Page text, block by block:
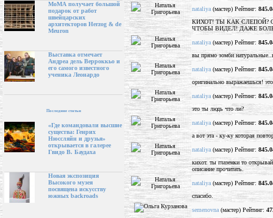
МоМА получает большой
подарок от работ
швейцарских
архитекторов Herzog & de
Meuron
Выставка отмечает
Андреа дель Верроккьо и
его самого известного
ученика Леонардо
Последние статьи
«Где командовали высшие
существа: Генрих
Нюссляйн и друзья»
открывается в галерее
Гвидо В. Баудаха
Новая экспозиция
Высокого музея
посвящена искусству
южных backroads
nataliya (мастер) Рейтинг:
КИХОТ! ТЫ КАК СЛЕПОЙ?
ЧТОБЫ ВИДЕЛ! ДАЖЕ
nataliya (мастер) Рейтинг:
вы прямо зомби
nataliya (мастер) Рейтинг:
оригинально выражаешься!
nataliya (мастер) Рейтинг:
это ты людь что ли?
nataliya (мастер) Рейтинг:
а вот эта - ку-ку которая
nataliya (мастер) Рейтинг:
кихот. ты глазенки то
описание прочитать.
nataliya (мастер) Рейтинг:
спасибо.
semenovna (мастер) Рейтинг: